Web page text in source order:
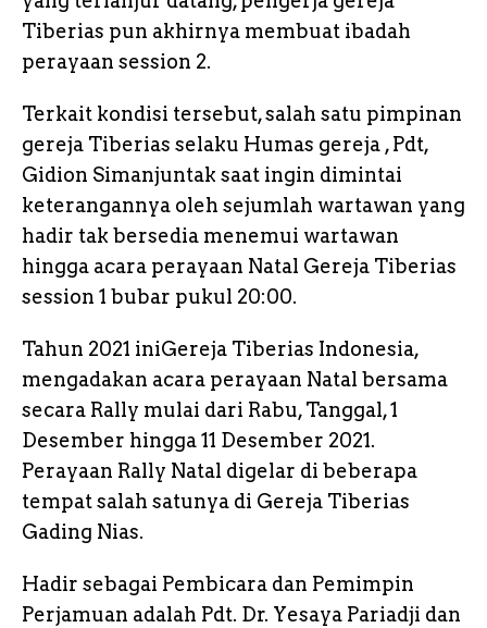
Tiberias pun akhirnya membuat ibadah
perayaan session 2.
Terkait kondisi tersebut, salah satu pimpinan
gereja Tiberias selaku Humas gereja , Pdt,
Gidion Simanjuntak saat ingin dimintai
keterangannya oleh sejumlah wartawan yang
hadir tak bersedia menemui wartawan
hingga acara perayaan Natal Gereja Tiberias
session 1 bubar pukul 20:00.
Tahun 2021 iniGereja Tiberias Indonesia,
mengadakan acara perayaan Natal bersama
secara Rally mulai dari Rabu, Tanggal, 1
Desember hingga 11 Desember 2021.
Perayaan Rally Natal digelar di beberapa
tempat salah satunya di Gereja Tiberias
Gading Nias.
Hadir sebagai Pembicara dan Pemimpin
Perjamuan adalah Pdt. Dr. Yesaya Pariadji dan